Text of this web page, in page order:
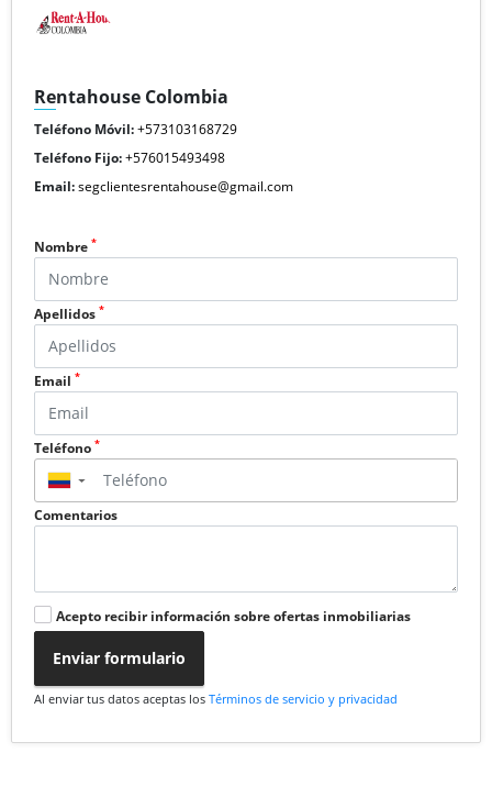
Rentahouse Colombia
Teléfono Móvil:+573103168729
Teléfono Fijo:+576015493498
Email:segclientesrentahouse@gmail.com
Nombre *
Apellidos *
Email *
Teléfono *
▼
Comentarios
Acepto recibir información sobre ofertas inmobiliarias
Enviar formulario
Al enviar tus datos aceptas los Términos de servicio y privacidad